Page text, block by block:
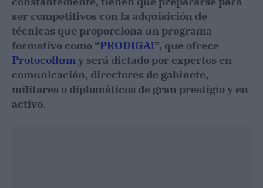
ser competitivos con la adquisición de
técnicas que proporciona un programa
formativo como “PRODIGA!”, que ofrece
Protocollumy será dictado por expertos en
comunicación, directores de gabinete,
militares o diplomáticos de gran prestigio y en
activo.